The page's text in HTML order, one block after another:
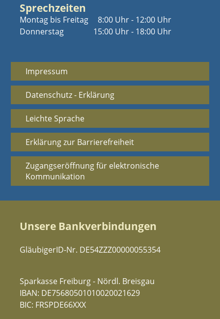
Sprechzeiten
Montag bis Freitag
Donnerstag
8:00 Uhr - 12:00 Uhr
15:00 Uhr - 18:00 Uhr
Impressum
Datenschutz - Erklärung
Leichte Sprache
Erklärung zur Barrierefreiheit
Zugangseröffnung für elektronische
Kommunikation
Unsere Bankverbindungen
GläubigerID-Nr. DE54ZZZ00000055354
Sparkasse Freiburg - Nördl. Breisgau
IBAN: DE75680501010020021629
BIC: FRSPDE66XXX